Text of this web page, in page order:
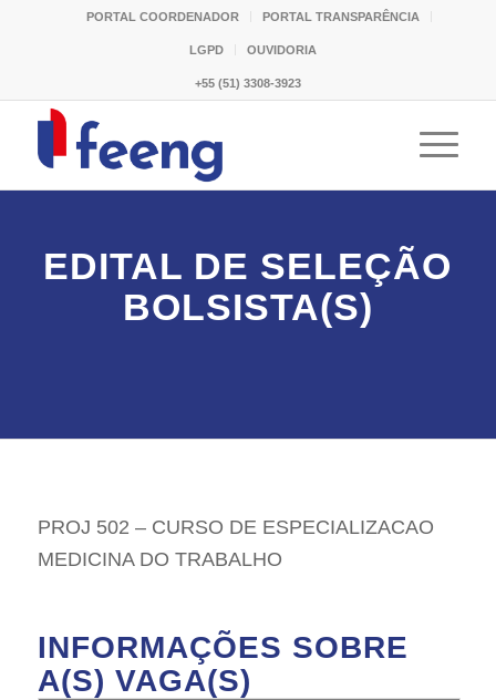
PORTAL COORDENADOR PORTAL TRANSPARÊNCIA
LGPD OUVIDORIA
+55 (51) 3308-3923
EDITAL DE SELEÇÃO
BOLSISTA(S)
PROJ 502 – CURSO DE ESPECIALIZACAO
MEDICINA DO TRABALHO
INFORMAÇÕES SOBRE
A(S) VAGA(S)